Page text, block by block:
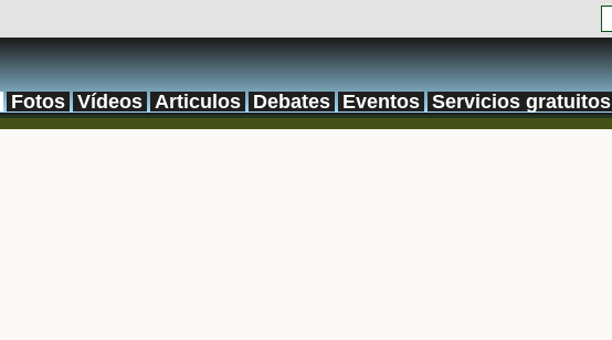
Fotos Vídeos Articulos Debates Eventos Servicios gratuitos